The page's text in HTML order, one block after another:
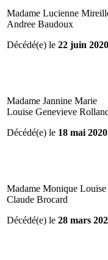
Madame Lucienne
Andree Baudoux
Décédé(e) le 22 juin 2020
Madame Jannine Marie
Louise Genevieve
Décédé(e) le 18 mai 2020
Madame Monique Louise
Claude Brocard
Décédé(e) le 28 mars